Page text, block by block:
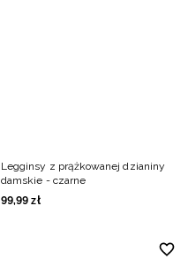
Legginsy z prążkowanej dzianiny
damskie - czarne
99,99 zł